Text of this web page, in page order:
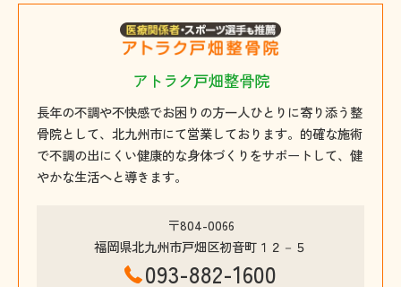
アトラク戸畑整骨院
長年の不調や不快感でお困りの方一人ひとりに寄り添う整
骨院として、北九州市にて営業しております。的確な施術
で不調の出にくい健康的な身体づくりをサポートして、健
やかな生活へと導きます。
〒804-0066
福岡県北九州市戸畑区初音町１２－５
093-882-1600